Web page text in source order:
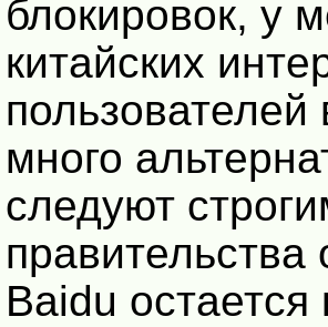
блокировок, у
китайских
много
следуют
правительства
Baidu